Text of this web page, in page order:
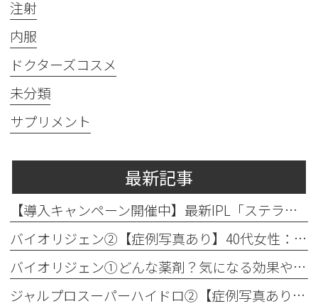
注射
内服
ドクターズコスメ
未分類
サプリメント
最新記事
【導入キャンペーン開催中】最新IPL「ステラM22」で透明感のある素肌へ
バイオリジェン②【症例写真あり】40代女性：目元の小じわ改善
バイオリジェン①どんな薬剤？気になる効果やダウンタイムについて解説
ジャルプロスーパーハイドロ②【症例写真あり】50代女性：ほうれい線・口横たるみ改善【手打ち注射】